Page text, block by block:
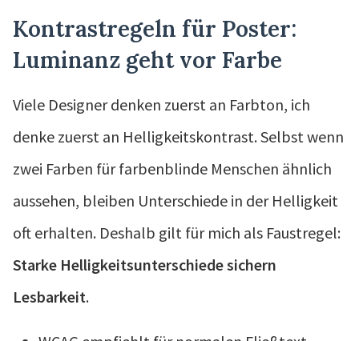
Kontrastregeln für Poster:
Luminanz geht vor Farbe
Viele Designer denken zuerst an Farbton, ich
denke zuerst an Helligkeitskontrast. Selbst wenn
zwei Farben für farbenblinde Menschen ähnlich
aussehen, bleiben Unterschiede in der Helligkeit
oft erhalten. Deshalb gilt für mich als Faustregel:
Starke Helligkeitsunterschiede sichern
Lesbarkeit.